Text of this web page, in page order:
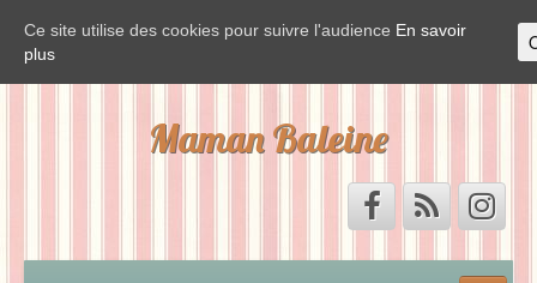
Maman Baleine
Ce site utilise des cookies pour suivre l'audience En savoir
plus